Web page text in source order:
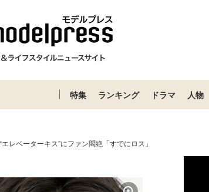
特集 ランキング ドラマ 人物
レベーターキス”にファン悶絶「すでにロス」